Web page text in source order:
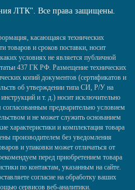
ЛТК". Все права защищены.
касающаяся технических
товаров и сроков поставки, носит
условиях не является публичной
437 ГК РФ. Размещение технических
копий документов (сертификатов и
об утверждении типа СИ, Р/У на
и т. д.) носит исключительно
предварительно условием
и не может служить основанием
характеристики и комплектация товара
производителем без уведомления
и упаковки может отличаться от
перед приобретением товара
по контактам, указанным на сайте.
согласие на обработку ваших
сервисов веб-аналитики.